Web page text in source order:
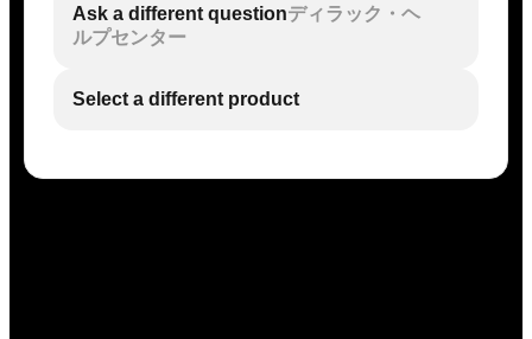
Ask a different questionディラック・ヘ
ルプセンター
Select a different product